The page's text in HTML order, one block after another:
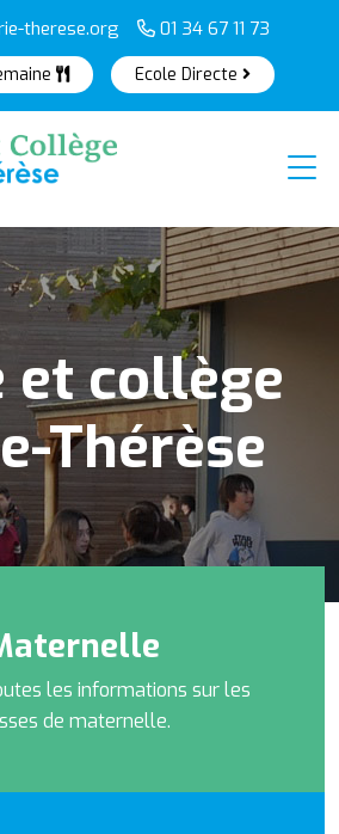
therese.org 01 34 67 11 73
Ecole Directe
et collège
Thérèse
les informations sur les
de maternelle.